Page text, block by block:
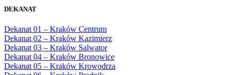
1983
1985
1986
1987
1988
1989
1990
Bęczarka, Parafia Matki Boskiej
Będkowice, Parafia Najświętszej Maryi
Panny Królowej
Białka Górna, Parafia Matki Bożej
Królowej Rodzin
Białka Tatrzańska, Parafia Świętych
DEKANAT
Dekanat 01 – Kraków Centrum
Dekanat 02 – Kraków Kazimierz
Dekanat 03 – Kraków Salwator
Dekanat 04 – Kraków Bronowice
Dekanat 05 – Kraków Krowodrza